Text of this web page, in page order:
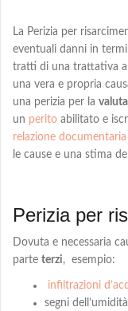
La Perizia per
eventuali danni in
tratti di una trattativa
una vera e propria
una perizia per la
un perito abilitato e
relazione documentaria
le cause e una stima
Perizia per
Dovuta e necessaria
parte terzi, esempio:
infiltrazioni
segni dell’umidità